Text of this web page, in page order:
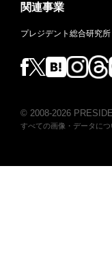
関連事業
プレジデント総合研究所
© 2008-2026
すべての画像・データに